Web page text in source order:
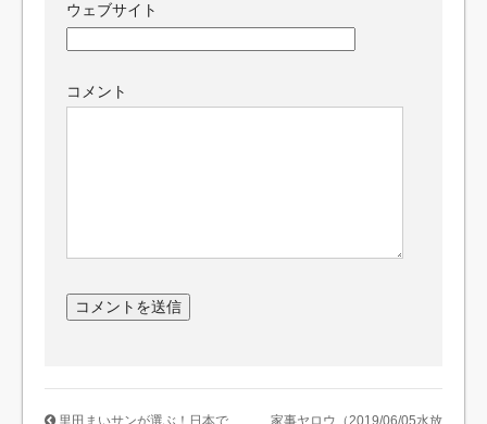
ウェブサイト
コメント
里田まいサンが選ぶ！日本で 家事ヤロウ（2019/06/05水放